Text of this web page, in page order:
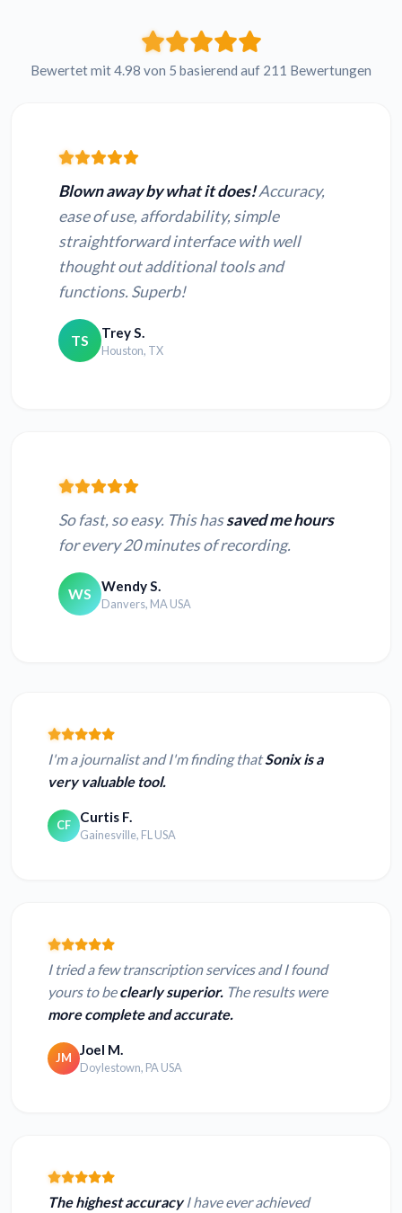
Bewertet mit 4.98 von 5 basierend auf 211 Bewertungen
Blown away by what it does!Accuracy,
ease of use, affordability, simple
straightforward interface with well
thought out additional tools and
functions. Superb!
TS Trey S.
Houston, TX
So fast, so easy. This hassaved me hours
for every 20 minutes of recording.
WS Wendy S.
Danvers, MA USA
I'm a journalist and I'm finding thatSonix is a
very valuable tool.
CF Curtis F.
Gainesville, FL USA
I tried a few transcription services and I found
yours to beclearly superior. The results were
more complete and accurate.
JM Joel M.
Doylestown, PA USA
The highest accuracyI have ever achieved